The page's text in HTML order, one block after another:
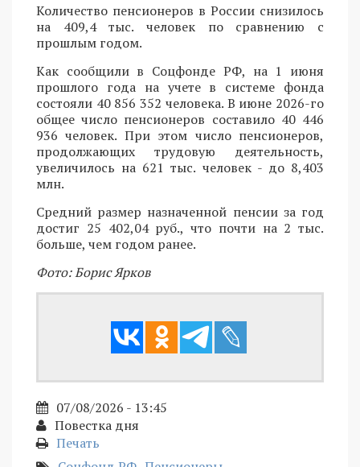
Количество пенсионеров в России снизилось
на 409,4 тыс. человек по сравнению с
прошлым годом.
Как сообщили в Соцфонде РФ, на 1 июня
прошлого года на учете в системе фонда
состояли 40 856 352 человека. В июне 2026-го
общее число пенсионеров составило 40 446
936 человек. При этом число пенсионеров,
продолжающих трудовую деятельность,
увеличилось на 621 тыс. человек - до 8,403
млн.
Средний размер назначенной пенсии за год
достиг 25 402,04 руб., что почти на 2 тыс.
больше, чем годом ранее.
Фото: Борис Ярков
07/08/2026 - 13:45
Повестка дня
Печать